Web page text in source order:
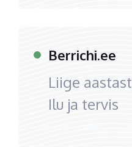
Berrichi.ee
Liige aastast
Ilu ja tervis